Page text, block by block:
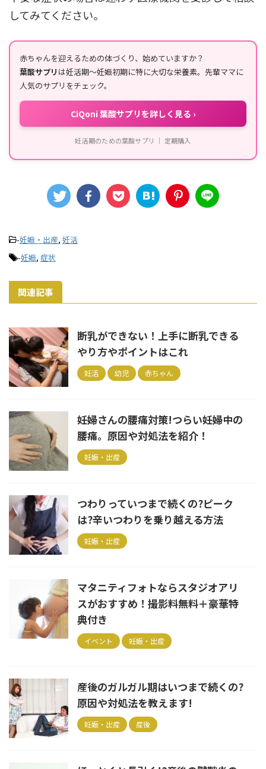
してみてください。
赤ちゃんを迎えるための体づくり、始めていますか？
葉酸サプリ は妊活期〜妊娠初期に特に大切な栄養素。先輩ママに
人気のサプリをチェック。
CiQoni 葉酸サプリを詳しく見る ›
妊活期のための葉酸サプリ ｜ 定期購入
-妊娠・出産, 妊活
-妊娠, 症状
関連記事
断乳ができない！上手に断乳できる
やり方やポイントはこれ
妊活 幼児 赤ちゃん
妊婦さんの腰痛対策!つらい妊婦中の
腰痛。原因や対処法を紹介！
妊娠・出産
つわりっていつまで続くの?ピーク
は?辛いつわりを乗り越える方法
妊娠・出産
マタニティフォトならスタジオアリ
スがおすすめ！撮影料無料＋豪華特
典付き
イベント 妊娠・出産
産後のガルガル期はいつまで続くの?
原因や対処法を教えます!
妊娠・出産 産後